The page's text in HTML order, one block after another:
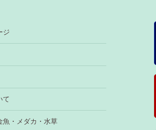
ジ
て
魚・メダカ・水草